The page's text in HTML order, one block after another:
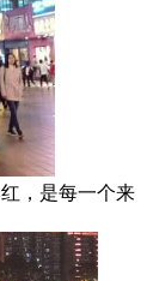
，是每一个来